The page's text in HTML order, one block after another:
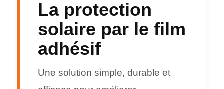
La protection
solaire par le film
adhésif
Une solution simple, durable et